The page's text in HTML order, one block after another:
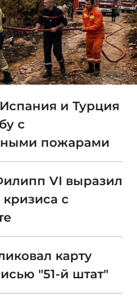
и Турция
с
пожарами
VI выразил
с
карту
"51-й штат"